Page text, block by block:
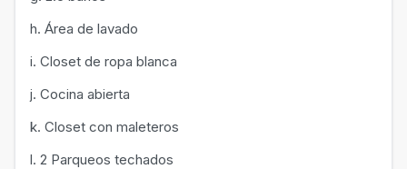
h. Área de lavado
i. Closet de ropa blanca
j. Cocina abierta
k. Closet con maleteros
l. 2 Parqueos techados